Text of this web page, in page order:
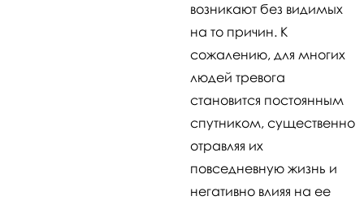
возникают без видимых
на то причин. К
сожалению, для многих
людей тревога
становится постоянным
спутником, существенно
отравляя их
повседневную жизнь и
негативно влияя на ее